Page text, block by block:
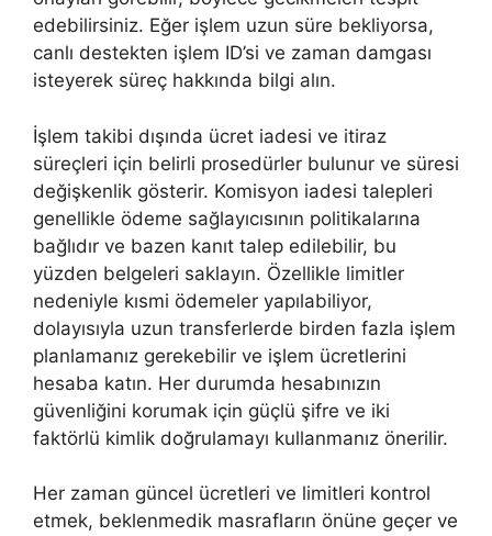
edebilirsiniz. Eğer işlem uzun süre bekliyorsa,
canlı destekten işlem ID’si ve zaman damgası
isteyerek süreç hakkında bilgi alın.
İşlem takibi dışında ücret iadesi ve itiraz
süreçleri için belirli prosedürler bulunur ve süresi
değişkenlik gösterir. Komisyon iadesi talepleri
genellikle ödeme sağlayıcısının politikalarına
bağlıdır ve bazen kanıt talep edilebilir, bu
yüzden belgeleri saklayın. Özellikle limitler
nedeniyle kısmi ödemeler yapılabiliyor,
dolayısıyla uzun transferlerde birden fazla işlem
planlamanız gerekebilir ve işlem ücretlerini
hesaba katın. Her durumda hesabınızın
güvenliğini korumak için güçlü şifre ve iki
faktörlü kimlik doğrulamayı kullanmanız önerilir.
Her zaman güncel ücretleri ve limitleri kontrol
etmek, beklenmedik masrafların önüne geçer ve